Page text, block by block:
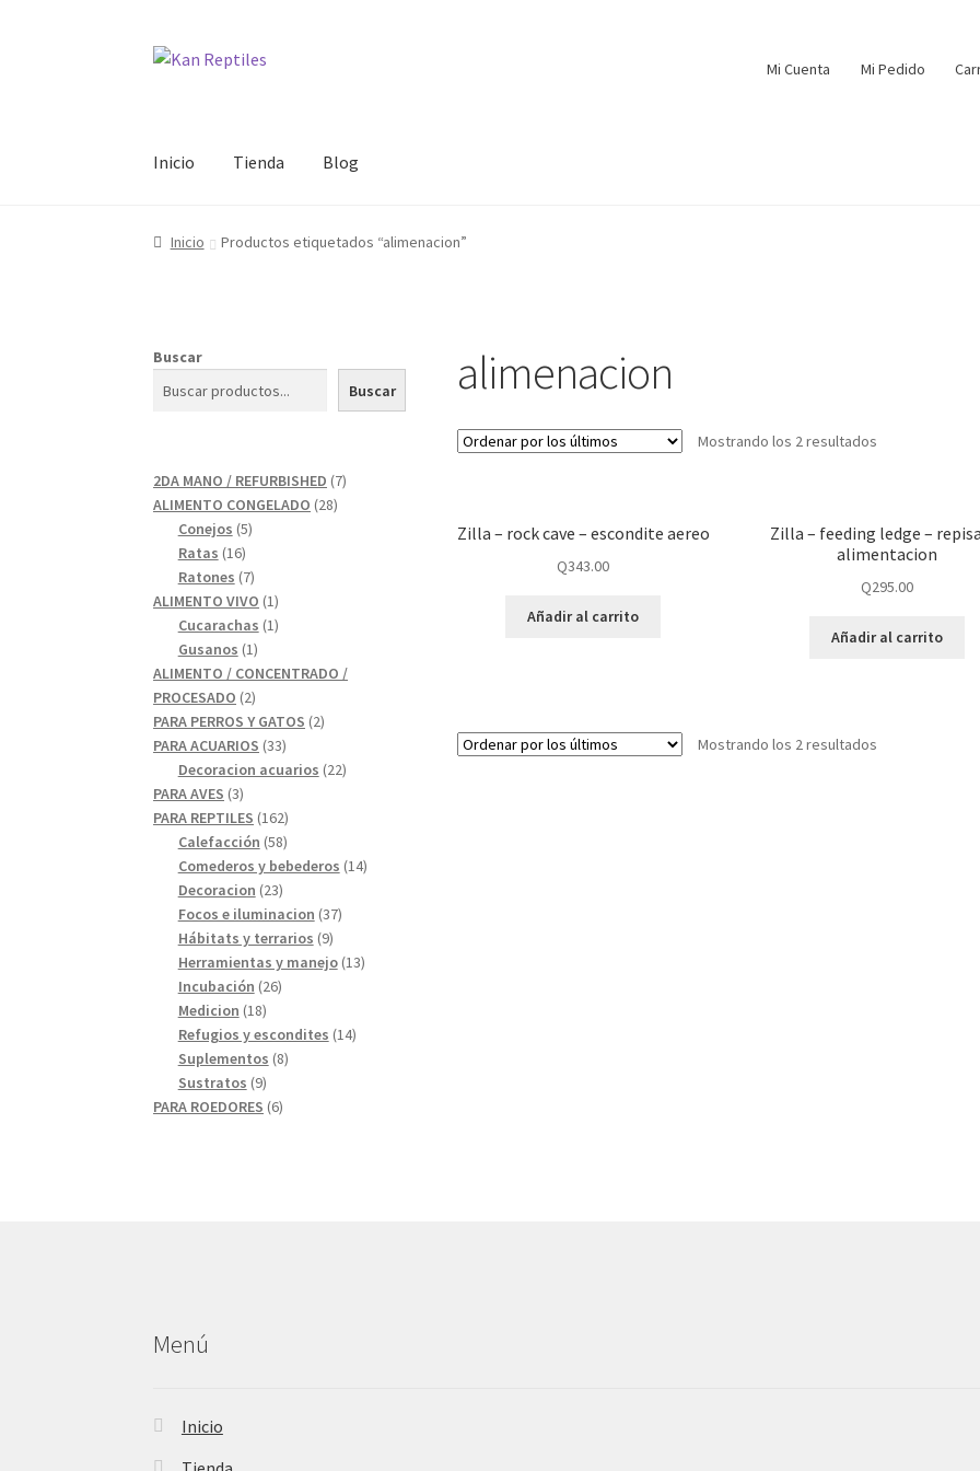
Ir
Ir
Mi Cuenta Mi Pedido
Inicio Tienda Blog
Inicio Productos etiquetados “alimenacion”
alimenacion
Mostrando los 2 resultados
Zilla – rock cave – escondite aereo
Q343.00
Añadir al carrito
Zilla – feeding ledge –
alimentacion
Q295.00
Añadir al carrito
Mostrando los 2 resultados
Buscar
Buscar
2DA MANO / REFURBISHED 77
ALIMENTO CONGELADO 2828
Conejos 55
Ratas 1616
productos
Ratones 77
productos
ALIMENTO VIVO 11
producto
Cucarachas 11
Gusanos 11
producto
ALIMENTO / CONCENTRADO /
PROCESADO 22
productos
PARA PERROS Y GATOS 22
PARA ACUARIOS 3333
productos
Decoracion acuarios 2222
PARA AVES 33
productos
PARA REPTILES 162162
productos
Calefacción 5858
productos
Comederos y bebederos 1414
Decoracion 2323
productos
Focos e iluminacion 3737
Hábitats y terrarios 99
productos
Herramientas y manejo 1313
Incubación 2626
Medicion 1818
productos
Refugios y escondites 1414
Suplementos 88
Sustratos 99
productos
PARA ROEDORES 66
Menú
Inicio